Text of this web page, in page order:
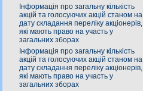
Інформація про загальну кількість
акцій та голосуючих акцій станом на
дату складання переліку акціонерів,
які мають право на участь у
загальних зборах
Інформація про загальну кількість
акцій та голосуючих акцій станом на
дату складання переліку акціонерів,
які мають право на участь у
загальних зборах